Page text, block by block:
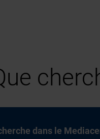
dans le